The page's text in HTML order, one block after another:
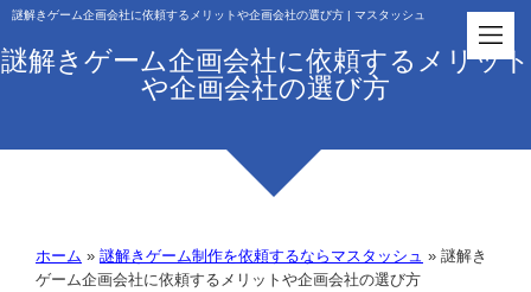
謎解きゲーム企画会社に依頼するメリットや企画会社の選び方 | マスタッシュ
謎解きゲーム企画会社に依頼するメリット
や企画会社の選び方
ホーム » 謎解きゲーム制作を依頼するならマスタッシュ » 謎解き
ゲーム企画会社に依頼するメリットや企画会社の選び方